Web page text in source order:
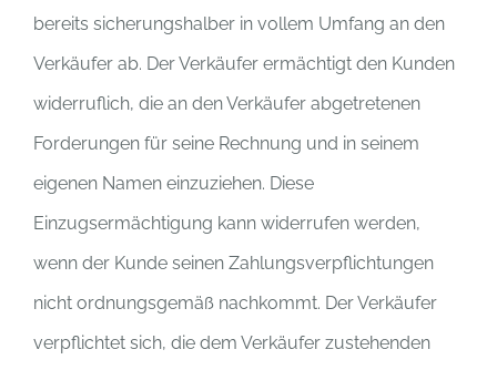
bereits sicherungshalber in vollem Umfang an den
Verkäufer ab. Der Verkäufer ermächtigt den Kunden
widerruflich, die an den Verkäufer abgetretenen
Forderungen für seine Rechnung und in seinem
eigenen Namen einzuziehen. Diese
Einzugsermächtigung kann widerrufen werden,
wenn der Kunde seinen Zahlungsverpflichtungen
nicht ordnungsgemäß nachkommt. Der Verkäufer
verpflichtet sich, die dem Verkäufer zustehenden